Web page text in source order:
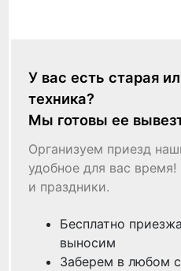
У вас есть старая
техника?
Мы готовы ее
Организуем приезд
удобное для вас
и праздники.
Бесплатно
выносим
Заберем в любом